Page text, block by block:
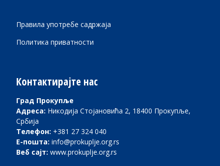
Правила употребе садржаја
Политика приватности
Контактирајте нас
Град Прокупље
Адреса: Никодија Стојановића 2, 18400 Прокупље,
Србија
Телефон: +381 27 324 040
Е-пошта: info@prokuplje.org.rs
Веб сајт: www.prokuplje.org.rs